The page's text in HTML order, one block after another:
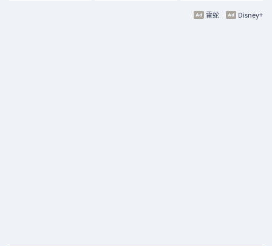
Disney+
雷蛇